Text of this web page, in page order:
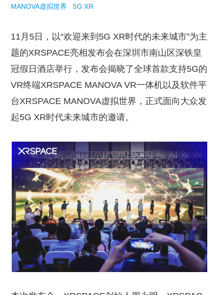
MANOVA虚拟世界 5G XR
11月5日，以“欢迎来到5G XR时代的未来城市”为主
题的XRSPACE亮相发布会在深圳市南山区深铁皇
冠假日酒店举行，发布会揭晓了全球首款支持5G的
VR终端XRSPACE MANOVA VR一体机以及软件平
台XRSPACE MANOVA虚拟世界，正式面向大众发
起5G XR时代未来城市的邀请。